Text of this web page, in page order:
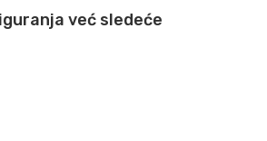
već sledeće